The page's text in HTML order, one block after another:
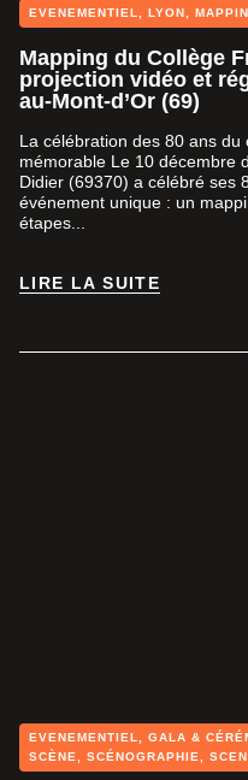
EVENEMENTIEL LYON
Mapping du Collège
projection vidéo et
au-Mont-d’Or (69)
La célébration des 80 ans
mémorable Le 10 décembre
Didier (69370) a célébré ses
événement unique : un
étapes...
LIRE LA SUITE
EVENEMENTIEL GALA &
SCÈNE
SCÉNOGRAPHIE